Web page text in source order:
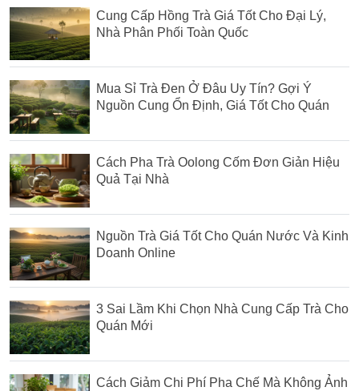
Cung Cấp Hồng Trà Giá Tốt Cho Đại Lý,
Nhà Phân Phối Toàn Quốc
Mua Sỉ Trà Đen Ở Đâu Uy Tín? Gợi Ý
Nguồn Cung Ổn Định, Giá Tốt Cho Quán
Cách Pha Trà Oolong Cốm Đơn Giản Hiệu
Quả Tại Nhà
Nguồn Trà Giá Tốt Cho Quán Nước Và Kinh
Doanh Online
3 Sai Lầm Khi Chọn Nhà Cung Cấp Trà Cho
Quán Mới
Cách Giảm Chi Phí Pha Chế Mà Không Ảnh